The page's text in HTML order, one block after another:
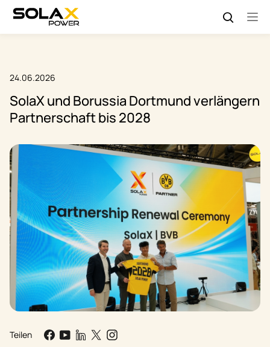
24.06.2026
SolaX und Borussia Dortmund verlängern
Partnerschaft bis 2028
Teilen